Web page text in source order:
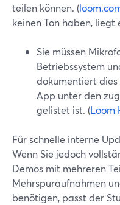
teilen können. (
keinen Ton haben,
Sie müssen
Betriebssystem
dokumentiert
App unter den
gelistet ist. (Loom
Für schnelle interne
Wenn Sie jedoch
Demos mit mehreren
Mehrspuraufnahmen
benötigen, passt der